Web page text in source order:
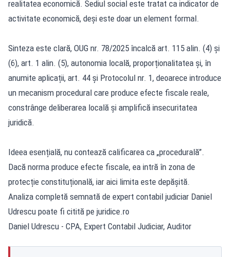
realitatea economică. Sediul social este tratat ca indicator de
activitate economică, deși este doar un element formal.
Sinteza este clară, OUG nr. 78/2025 încalcă art. 115 alin. (4) și
(6), art. 1 alin. (5), autonomia locală, proporționalitatea și, în
anumite aplicații, art. 44 și Protocolul nr. 1, deoarece introduce
un mecanism procedural care produce efecte fiscale reale,
constrânge deliberarea locală și amplifică insecuritatea
juridică.
Ideea esențială, nu contează calificarea ca „procedurală”.
Dacă norma produce efecte fiscale, ea intră în zona de
protecție constituțională, iar aici limita este depășită.
Analiza completă semnată de expert contabil judiciar Daniel
Udrescu poate fi citită pe juridice.ro
Daniel Udrescu - CPA, Expert Contabil Judiciar, Auditor